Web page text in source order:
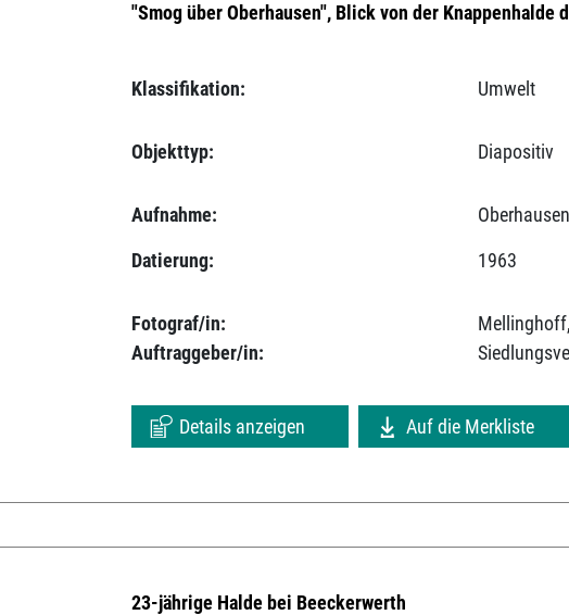
"Smog über Oberhausen", Blick von der Knappenhalde
Klassifikation: Umwelt
Objekttyp: Diapositiv
Aufnahme:
Datierung:
1963
Fotograf/in:
Auftraggeber/in:
Details anzeigen Auf die Merkliste
23-jährige Halde bei Beeckerwerth